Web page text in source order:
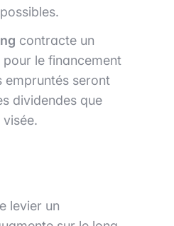
contracte un
le financement
empruntés seront
dividendes que
levier un